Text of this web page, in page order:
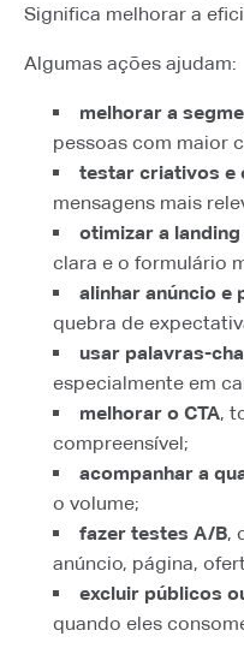
Significa melhorar a
Algumas ações ajudam:
melhorar a
pessoas com maior
testar criativos e
mensagens mais
otimizar a
clara e o formulário
alinhar anúncio e
quebra de
usar palavras-
especialmente em
melhorar o CTA,
compreensível;
acompanhar a
o volume;
fazer testes A/B,
anúncio, página,
excluir públicos
quando eles